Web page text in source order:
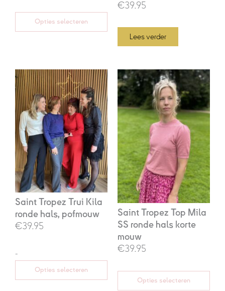
Opties selecteren
€39.95
Lees verder
Saint Tropez Trui Kila
ronde hals, pofmouw
€39.95
-
Prijsklasse:
€39,95
tot
€59,95
Opties selecteren
Saint Tropez Top Mila
SS ronde hals korte
mouw
€39.95
Opties selecteren